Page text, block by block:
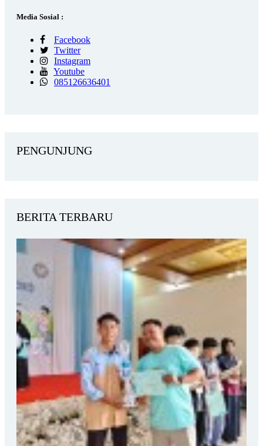
Media Sosial :
Facebook
Twitter
Instagram
Youtube
085126636401
PENGUNJUNG
BERITA TERBARU